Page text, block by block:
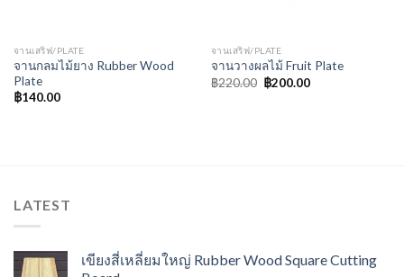
จานเสริฟ/PLATE
จานกลมไม้ยาง Rubber Wood
Plate
฿140.00
จานเสริฟ/PLATE
จานวางผลไม้ Fruit Plate
฿220.00 ฿200.00
LATEST
เขียงสี่เหลี่ยมใหญ่ Rubber Wood Square Cutting